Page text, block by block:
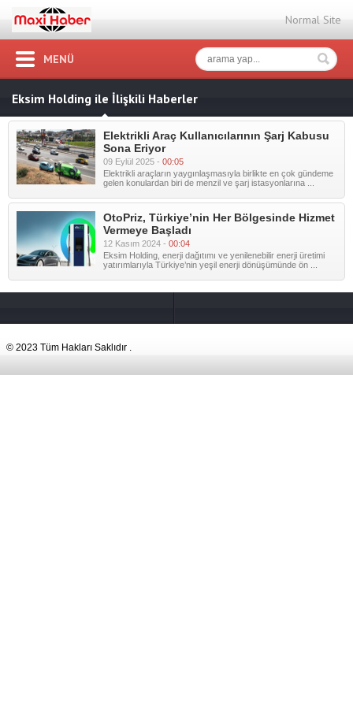
Normal Site
MENÜ
Eksim Holding ile İlişkili Haberler
Elektrikli Araç Kullanıcılarının Şarj Kabusu
Sona Eriyor
09 Eylül 2025 - 00:05
Elektrikli araçların yaygınlaşmasıyla birlikte en çok gündeme
gelen konulardan biri de menzil ve şarj istasyonlarına ...
OtoPriz, Türkiye’nin Her Bölgesinde Hizmet
Vermeye Başladı
12 Kasım 2024 - 00:04
Eksim Holding, enerji dağıtımı ve yenilenebilir enerji üretimi
yatırımlarıyla Türkiye’nin yeşil enerji dönüşümünde ön ...
© 2023 Tüm Hakları Saklıdır .